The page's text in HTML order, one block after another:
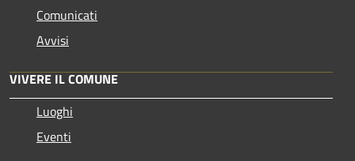
Comunicati
Avvisi
VIVERE IL COMUNE
Luoghi
Eventi